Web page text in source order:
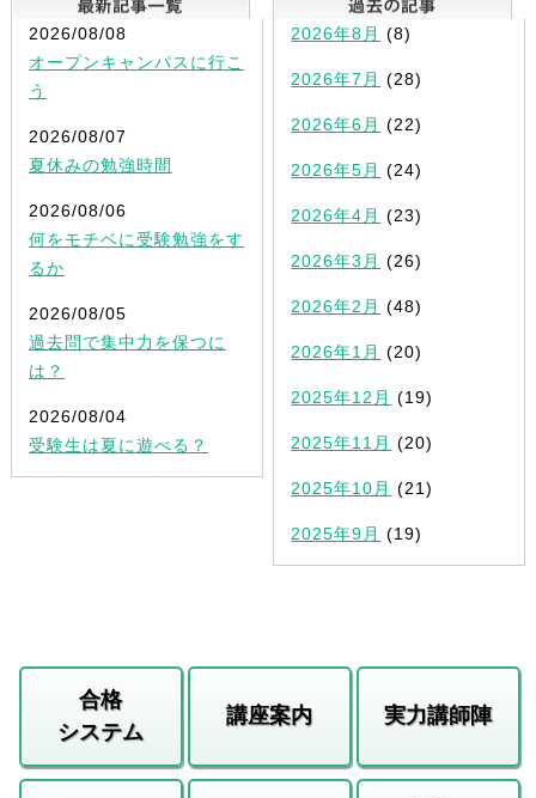
2026/08/08
オープンキャンパスに行こ
う
2026/08/07
夏休みの勉強時間
2026/08/06
何をモチベに受験勉強をす
るか
2026/08/05
過去問で集中力を保つに
は？
2026/08/04
受験生は夏に遊べる？
2026年8月 (8)
2026年7月 (28)
2026年6月 (22)
2026年5月 (24)
2026年4月 (23)
2026年3月 (26)
2026年2月 (48)
2026年1月 (20)
2025年12月 (19)
2025年11月 (20)
2025年10月 (21)
2025年9月 (19)
合格
システム
講座案内 実力講師陣